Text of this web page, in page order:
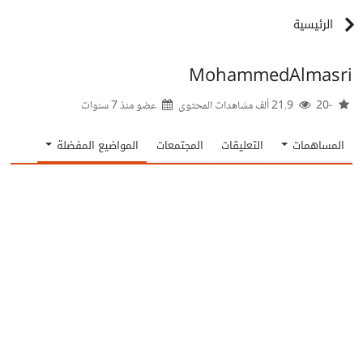
الرئيسية
MohammedAlmasri
-20 عضو منذ7 سنوات
المساهمات التعليقات المجتمعات المواضيع المفضلة